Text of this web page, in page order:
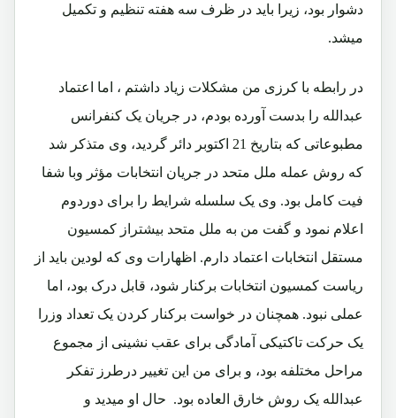
دشوار بود، زیرا باید در ظرف سه هفته تنظیم و تکمیل
میشد.
در رابطه با کرزی من مشکلات زیاد داشتم ، اما اعتماد
عبدالله را بدست آورده بودم، در جریان یک کنفرانس
مطبوعاتی که بتاریخ 21 اکتوبر دائر گردید، وی متذکر شد
که روش عمله ملل متحد در جریان انتخابات مؤثر وبا شفا
فیت کامل بود. وی یک سلسله شرایط را برای دوردوم
اعلام نمود و گفت من به ملل متحد بیشتراز کمسیون
مستقل انتخابات
اعتماد دارم. اظهارات وی که لودین باید از
ریاست کمسیون انتخابات برکنار شود، قابل درک بود، اما
عملی نبود. همچنان در خواست برکنار کردن یک تعداد وزرا
یک حرکت تاکتیکی آمادگی برای عقب نشینی از مجموع
مراحل مختلفه بود، و برای من این تغییر درطرز تفکر
عبدالله یک روش خارق العاده بود. حال او میدید و